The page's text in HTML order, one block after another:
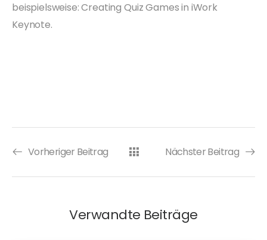
beispielsweise: Creating Quiz Games in iWork
Keynote.
Vorheriger Beitrag Nächster Beitrag
Verwandte Beiträge